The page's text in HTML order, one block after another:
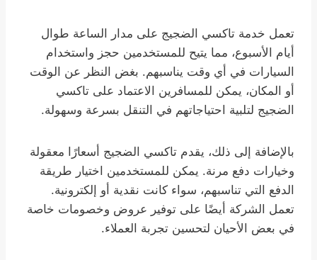
تعمل خدمة تاكسي الضجيج على مدار الساعة طوال
أيام الأسبوع، مما يتيح للمستخدمين حجز واستخدام
السيارات في أي وقت يناسبهم. بغض النظر عن الوقت
أو المكان، يمكن للمسافرين الاعتماد على تاكسي
الضجيج لتلبية احتياجاتهم في التنقل بسرعة وسهولة.
بالإضافة إلى ذلك، يقدم تاكسي الضجيج أسعارًا معقولة
وخيارات دفع مرنة. يمكن للمستخدمين اختيار طريقة
الدفع التي تناسبهم، سواء كانت نقدية أو إلكترونية.
تعمل الشركة أيضًا على توفير عروض وخصومات خاصة
في بعض الأحيان لتحسين تجربة العملاء.